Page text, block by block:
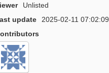
Unlisted
update
2025-02-11 07:02:09